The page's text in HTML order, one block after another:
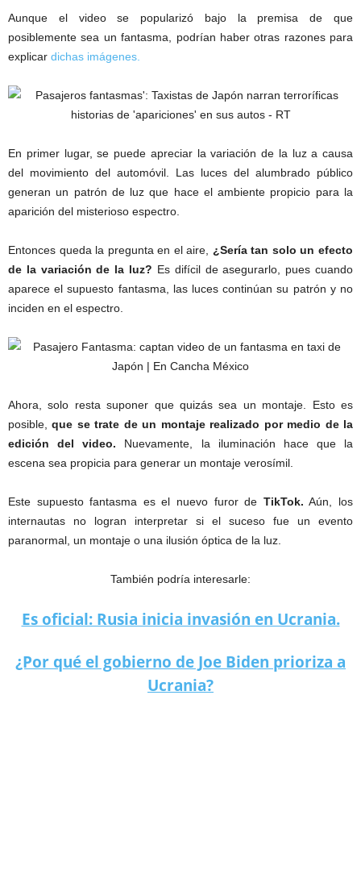
Aunque el video se popularizó bajo la premisa de que
posiblemente sea un fantasma, podrían haber otras razones para
explicar dichas imágenes.
En primer lugar, se puede apreciar la variación de la luz a causa
del movimiento del automóvil. Las luces del alumbrado público
generan un patrón de luz que hace el ambiente propicio para la
aparición del misterioso espectro.
Entonces queda la pregunta en el aire, ¿Sería tan solo un efecto
de la variación de la luz? Es difícil de asegurarlo, pues cuando
aparece el supuesto fantasma, las luces continúan su patrón y no
inciden en el espectro.
Ahora, solo resta suponer que quizás sea un montaje. Esto es
posible,que se trate de un montaje realizado por medio de la
edición del video. Nuevamente, la iluminación hace que la
escena sea propicia para generar un montaje verosímil.
Este supuesto fantasma es el nuevo furor de TikTok. Aún, los
internautas no logran interpretar si el suceso fue un evento
paranormal, un montaje o una ilusión óptica de la luz.
También podría interesarle:
Es oficial: Rusia inicia invasión en Ucrania.
¿Por qué el gobierno de Joe Biden prioriza a
Ucrania?